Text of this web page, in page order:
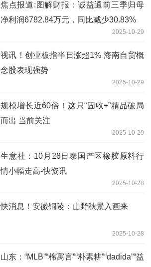
焦点报道:图解财报：诚益通前三季归母
净利润6782.84万元，同比减少30.83%
2025-10-29
视讯！创业板指半日涨超1% 海南自贸概
念股表现强势
2025-10-29
规模增长近60倍！这只“固收+”精品破局
而出 当前关注
2025-10-29
生意社：10月28日泰国产区橡胶原料行
情小幅走高-快资讯
2025-10-28
快消息！安徽铜陵：山野秋景入画来
2025-10-28
山东：“MLB”“棉寓言”“朴素耕”“dadida”“益